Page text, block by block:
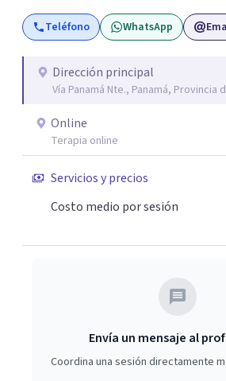
Formo y superviso colegas que se
soy directora de un equipo
Teléfono WhatsApp
Dirección principal
Vía Panamá Nte., Panamá, Provincia
Online
Terapia online
Servicios y precios
Costo medio por sesión
Envía un mensaje al
Coordina una sesión directamente